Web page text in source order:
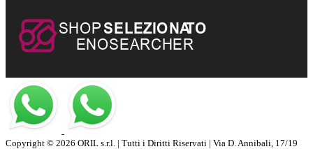
Copyright © 2026 ORIL s.r.l. | Tutti i Diritti Riservati | Via D. Annibali, 17/19